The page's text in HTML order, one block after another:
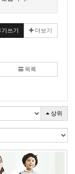
기쓰기 더보기
목록
상위